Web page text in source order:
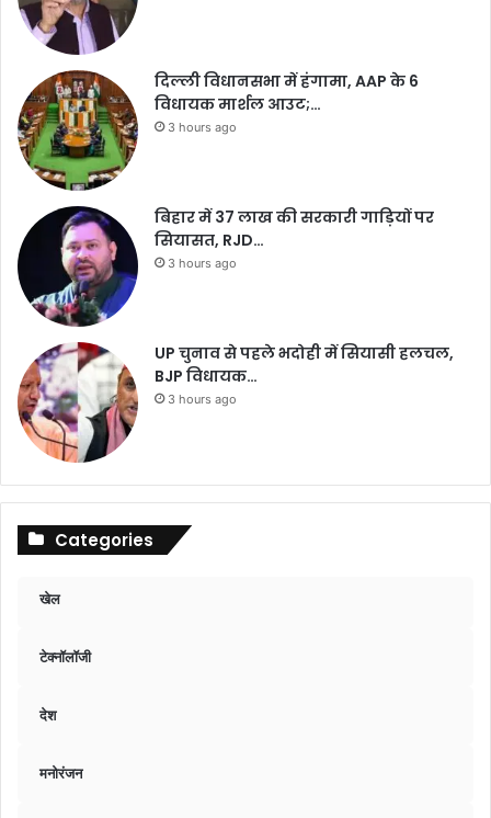
दिल्ली विधानसभा में हंगामा, AAP के 6
विधायक मार्शल आउट;…
3 hours ago
बिहार में 37 लाख की सरकारी गाड़ियों पर
सियासत, RJD…
3 hours ago
UP चुनाव से पहले भदोही में सियासी हलचल,
BJP विधायक…
3 hours ago
Categories
खेल
टेक्नॉलॉजी
देश
मनोरंजन